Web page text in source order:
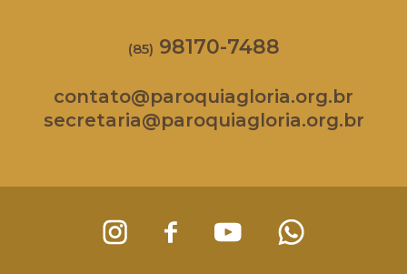
(85) 98170-7488
contato@paroquiagloria.org.br
secretaria@paroquiagloria.org.br